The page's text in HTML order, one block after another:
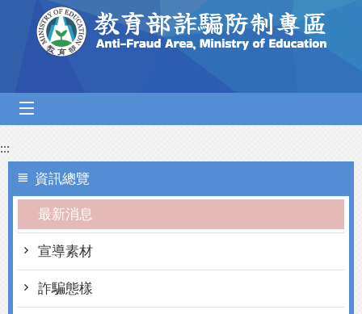
跳到主要內容區塊
:::
資訊總覽
最新消息
宣導素材
詐騙態樣